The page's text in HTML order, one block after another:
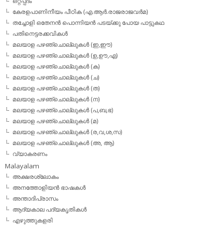
കേരളപാണിനീയം പീഠിക (എ.ആര്‍.രാജരാജവര്‍മ)
തച്ചോളി ഒതേനൻ പൊന്നിയൻ പടയ്‌ക്കു പോയ പാട്ടുകഥ
പതിനെട്ടരക്കവികള്‍
മലയാള പഴഞ്ചൊല്ലുകള്‍ (ഇ,ഈ)
മലയാള പഴഞ്ചൊല്ലുകള്‍ (ഉ,ഊ,എ)
മലയാള പഴഞ്ചൊല്ലുകള്‍ (ക)
മലയാള പഴഞ്ചൊല്ലുകള്‍ (ച)
മലയാള പഴഞ്ചൊല്ലുകള്‍ (ത)
മലയാള പഴഞ്ചൊല്ലുകള്‍ (ന)
മലയാള പഴഞ്ചൊല്ലുകള്‍ (പ,ബ,ഭ)
മലയാള പഴഞ്ചൊല്ലുകള്‍ (മ)
മലയാള പഴഞ്ചൊല്ലുകള്‍ (ര,വ,ശ,സ)
മലയാള പഴഞ്ചൊല്ലുകൾ (അ, ആ)
വ്യാകരണം
Malayalam
അക്ഷരശ്ലോകം
അനത്തോളിയന്‍ ഭാഷകള്‍
അന്താദിപ്രാസം
ആദ്യകാല പദ്യകൃതികള്‍
എഴുത്തുകളരി